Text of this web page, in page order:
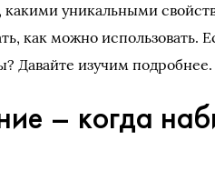
уникальными
как можно использовать.
Давайте изучим подробнее.
– когда